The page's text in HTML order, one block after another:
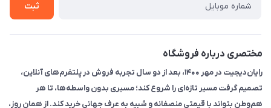
ثبت
مختصری درباره فروشگاه
رایان‌دیجیت در مهر ۱۴۰۰، بعد از دو سال تجربه فروش در پلتفرم‌های آنلاین،
تصمیم گرفت مسیر تازه‌ای را شروع کند؛ مسیری بدون واسطه‌ها، تا هر
هم‌وطن بتواند با قیمتی منصفانه و شبیه به عرف جهانی خرید کند. از همان روز،